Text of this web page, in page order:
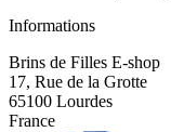
Informations
Brins de Filles E-shop
17, Rue de la Grotte
65100 Lourdes
France